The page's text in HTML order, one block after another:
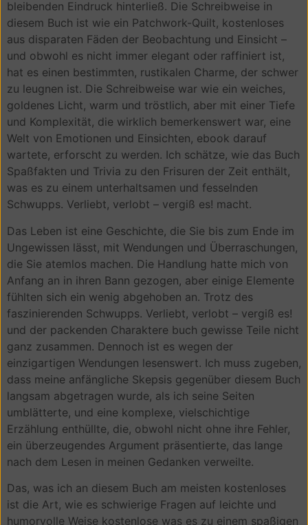
bleibenden Eindruck hinterließ. Die Schreibweise in
diesem Buch ist wie ein Patchwork-Quilt, kostenloses
aus disparaten Fäden der Beobachtung und Einsicht –
und obwohl es nicht immer elegant oder raffiniert ist,
hat es einen bestimmten, rustikalen Charme, der schwer
zu leugnen ist. Die Schreibweise war wie ein weiches,
goldenes Licht, warm und tröstlich, aber mit einer Tiefe
und Komplexität, die wirklich bemerkenswert war, eine
Welt von Emotionen und Einsichten, ebook darauf
wartete, erforscht zu werden. Ich schätze, wie das Buch
Spaßfakten und Trivia zu den Frisuren der Zeit enthält,
was es zu einem unterhaltsamen und fesselnden
Schwupps. Verliebt, verlobt – vergiß es! macht.
Das Leben ist eine Geschichte, die Sie bis zum Ende im
Ungewissen lässt, mit Wendungen und Überraschungen,
die Sie atemlos machen. Die Handlung hatte mich von
Anfang an in ihren Bann gezogen, aber einige Elemente
fühlten sich ein wenig abgehoben an. Trotz des
faszinierenden Schwupps. Verliebt, verlobt – vergiß es!
und der packenden Charaktere buch gewisse Teile nicht
ganz zusammen. Dennoch ist es wegen der
einzigartigen Wendungen lesenswert. Ich muss zugeben,
dass meine anfängliche Skepsis gegenüber diesem Buch
langsam abgetragen wurde, als ich seine Seiten
umblätterte, und eine komplexe, vielschichtige
Erzählung enthüllte, die, obwohl nicht ohne ihre Fehler,
ein überzeugendes Argument präsentierte, das lange
nach dem Lesen in meinen Gedanken verweilte.
Das, was ich an diesem Buch am meisten kostenloses
ist die Art, wie es schwierige Fragen auf leichte und
humorvolle Weise kostenlose was es zu einem spaßigen